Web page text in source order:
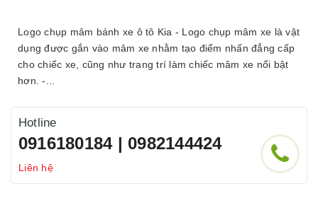
Logo chụp mâm bánh xe ô tô Kia - Logo chụp mâm xe là vật
dụng được gắn vào mâm xe nhằm tạo điểm nhấn đẳng cấp
cho chiếc xe, cũng như trang trí làm chiếc mâm xe nổi bật
hơn. -...
Hotline
0916180184 | 0982144424
Liên hệ